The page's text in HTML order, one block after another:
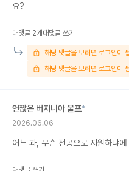
요?
대댓글 2개대댓글 쓰기
해당 댓글을 보려면 로그인이
해당 댓글을 보려면 로그인이
언짢은 버지니아 울프*
2026.06.06
어느 과, 무슨 전공으로 지원하냐